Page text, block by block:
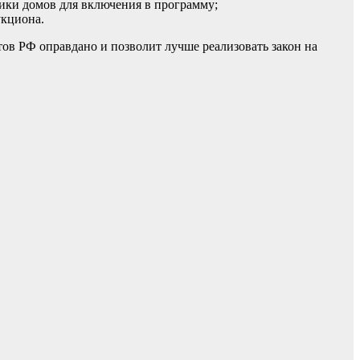
домов для включения в программу;
РФ оправдано и позволит лучше реализовать закон на